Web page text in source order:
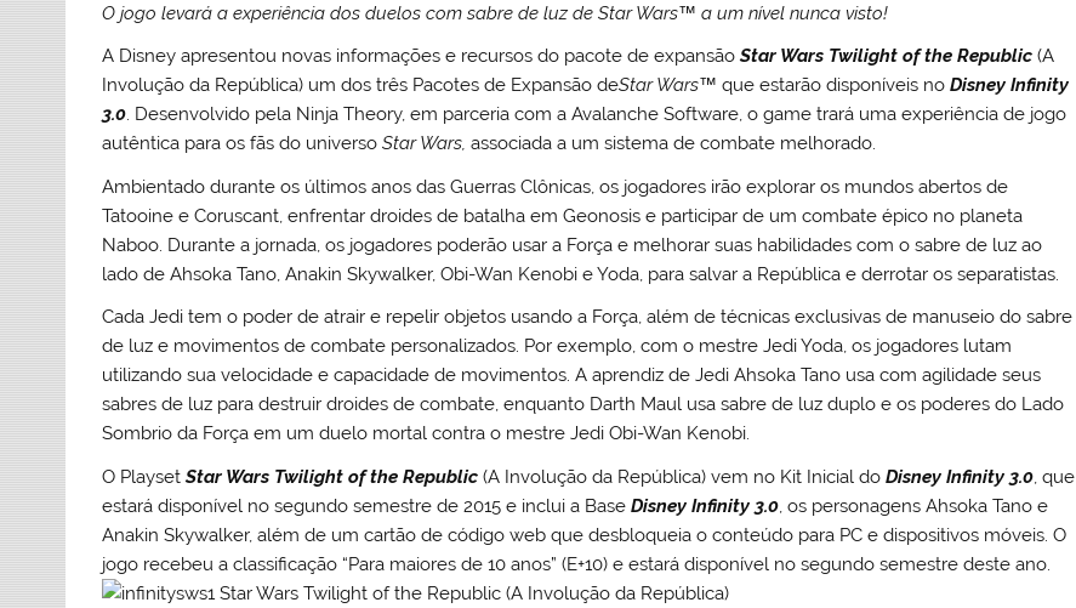
O jogo levará a experiência dos duelos com sabre de luz de Star Wars™ a um nível nunca visto!
A Disney apresentou novas informações e recursos do pacote de expansãoStar Wars Twilight of the Republic (A
Involução da República) um dos três Pacotes de Expansão deStar Wars™ que estarão disponíveis noDisney Infinity
3.0. Desenvolvido pela Ninja Theory, em parceria com a Avalanche Software, o game trará uma experiência de jogo
autêntica para os fãs do universoStar Wars, associada a um sistema de combate melhorado.
Ambientado durante os últimos anos das Guerras Clônicas, os jogadores irão explorar os mundos abertos de
Tatooine e Coruscant, enfrentar droides de batalha em Geonosis e participar de um combate épico no planeta
Naboo. Durante a jornada, os jogadores poderão usar a Força e melhorar suas habilidades com o sabre de luz ao
lado de Ahsoka Tano, Anakin Skywalker, Obi-Wan Kenobi e Yoda, para salvar a República e derrotar os separatistas.
Cada Jedi tem o poder de atrair e repelir objetos usando a Força, além de técnicas exclusivas de manuseio do sabre
de luz e movimentos de combate personalizados. Por exemplo, com o mestre Jedi Yoda, os jogadores lutam
utilizando sua velocidade e capacidade de movimentos. A aprendiz de Jedi Ahsoka Tano usa com agilidade seus
sabres de luz para destruir droides de combate, enquanto Darth Maul usa sabre de luz duplo e os poderes do Lado
Sombrio da Força em um duelo mortal contra o mestre Jedi Obi-Wan Kenobi.
O PlaysetStar Wars Twilight of the Republic (A Involução da República) vem no Kit Inicial doDisney Infinity 3.0 , que
estará disponível no segundo semestre de 2015 e inclui a BaseDisney Infinity 3.0 , os personagens Ahsoka Tano e
Anakin Skywalker, além de um cartão de código web que desbloqueia o conteúdo para PC e dispositivos móveis. O
jogo recebeu a classificação “Para maiores de 10 anos” (E+10) e estará disponível no segundo semestre deste ano.